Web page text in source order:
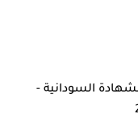
السودانية -